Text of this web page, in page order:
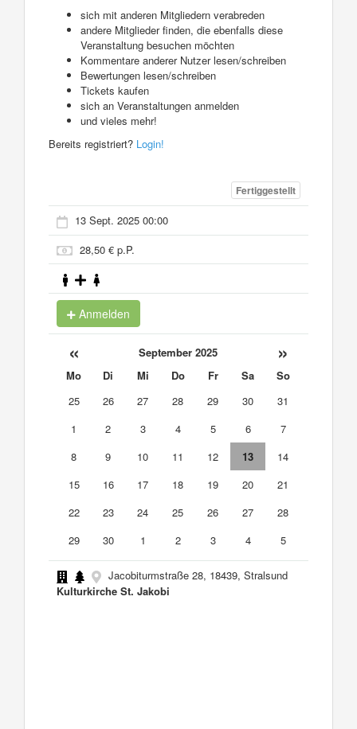
sich mit anderen Mitgliedern verabreden
andere Mitglieder finden, die ebenfalls diese
Veranstaltung besuchen möchten
Kommentare anderer Nutzer lesen/schreiben
Bewertungen lesen/schreiben
Tickets kaufen
sich an Veranstaltungen anmelden
und vieles mehr!
Bereits registriert? Login!
Fertiggestellt
13 Sept. 2025 00:00
28,50 € p.P.
Anmelden
« September 2025 »
Mo Di Mi Do Fr Sa
So
25
26 27 28 29 30
31
1
2 3 4 5 6
7
8
9 10 11 12 13
14
15
16 17 18 19 20
21
22
23 24 25 26 27
28
29
30 1 2 3 4 5
Jacobiturmstraße 28, 18439, Stralsund
Kulturkirche St. Jakobi